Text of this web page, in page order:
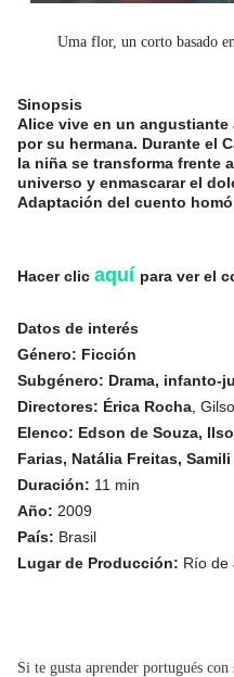
Uma flor, un corto basado
Sinopsis
Alice vive en un
por su hermana. Durante el
la niña se transforma frente
universo y enmascarar el
Adaptación del cuento
Hacer clic aquí para ver el
Datos de interés
Género: Ficción
Subgénero: Drama, infanto-
Directores: Érica Rocha ,
Elenco: Edson de Souza,
Farias, Natália Freitas,
Duración: 11 min
Año: 2009
País: Brasil
Lugar de Producción: Río de
Si te gusta aprender portugués